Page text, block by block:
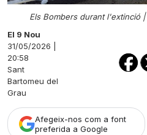
Els Bombers durant l'extinció |
El 9 Nou
31/05/2026 |
20:58
Sant
Bartomeu del
Grau
Afegeix-nos com a font
preferida a Google